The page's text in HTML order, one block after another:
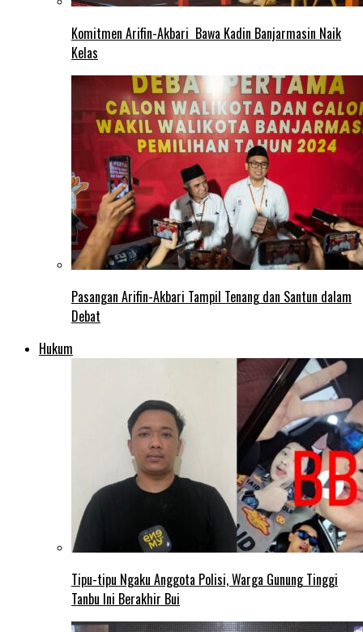
Komitmen Arifin-Akbari Bawa Kadin Banjarmasin Naik
Kelas
Pasangan Arifin-Akbari Tampil Tenang dan Santun dalam
Debat
Hukum
Tipu-tipu Ngaku Anggota Polisi, Warga Gunung Tinggi
Tanbu Ini Berakhir Bui